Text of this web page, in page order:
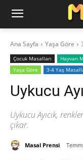
Ana Sayfa Yaşa Göre
‍Çocuk Masalları Hayvan
Yaşa Göre
3-4 Yaş
Uykucu
Uykucu Ayıcık,
çıkar.
Masal Prensi